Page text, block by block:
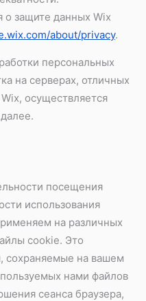
защите данных Wix
about/privacy.
персональных
на серверах, отличных
осуществляется
посещения
использования
на различных
cookie. Это
сохраняемые на вашем
нами файлов
сеанса браузера,